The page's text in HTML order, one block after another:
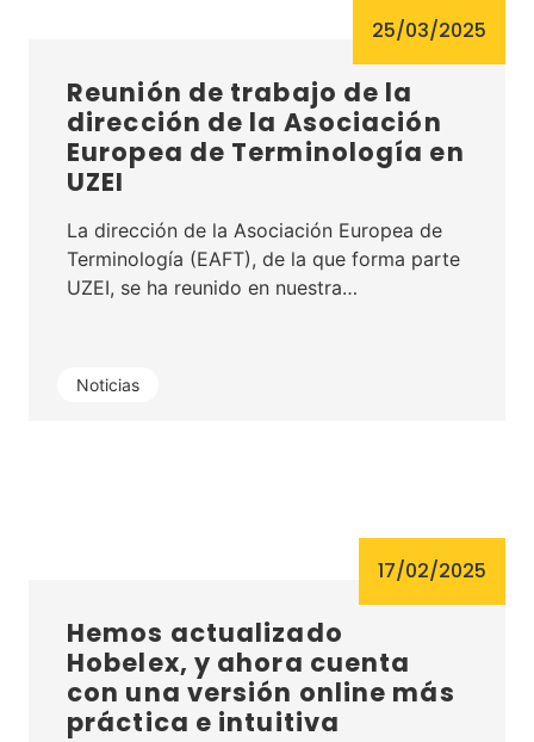
Noticias
25/03/2025
Reunión de trabajo de la
dirección de la Asociación
Europea de Terminología en
UZEI
La dirección de la Asociación Europea de
Terminología (EAFT), de la que forma parte
UZEI, se ha reunido en nuestra…
17/02/2025
Hemos actualizado
Hobelex, y ahora cuenta
con una versión online más
práctica e intuitiva